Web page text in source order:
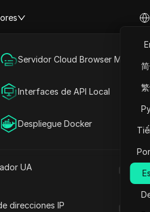
UA
direcciones IP
Servidor Cloud Browser MCP
Interfaces de API Local
Despliegue Docker
con Z